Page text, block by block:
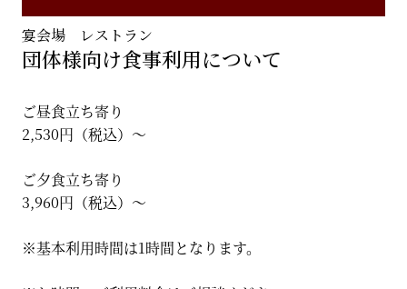
宴会場 レストラン
団体様向け食事利用について
ご昼食立ち寄り
2,530円（税込）〜
ご夕食立ち寄り
3,960円（税込）〜
※基本利用時間は1時間となります。